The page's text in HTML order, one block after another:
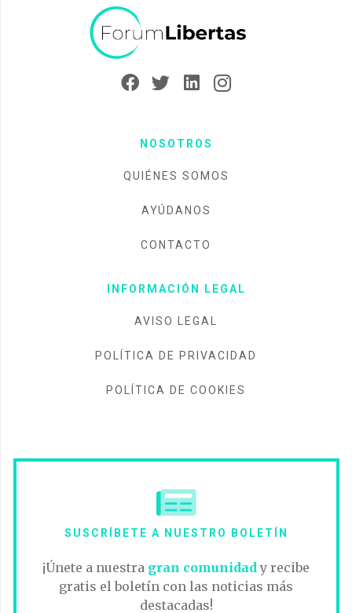
NOSOTROS
QUIÉNES SOMOS
AYÚDANOS
CONTACTO
INFORMACIÓN LEGAL
AVISO LEGAL
POLÍTICA DE PRIVACIDAD
POLÍTICA DE COOKIES
SUSCRÍBETE A NUESTRO BOLETÍN
¡Únete a nuestra gran comunidady recibe
gratis el boletín con las noticias más
destacadas!